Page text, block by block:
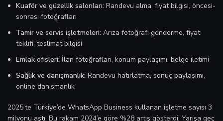
Kuaför ve güzellik salonları: Randevu alma, fiyat bilgisi, öncesi-
sonrası fotoğrafları
Tamir ve servis işletmeleri: Arıza fotoğrafı gönderme, fiyat
teklifi, teslimat bilgisi
Emlak ofisleri: İlan fotoğrafları, konum paylaşımı, belge iletimi
Sağlık ve danışmanlık: Randevu hatırlatma, sonuç paylaşımı,
online danışmanlık
2025’te Türkiye’de WhatsApp Business kullanan işletme sayısı 3
milyonu aştı. Bu rakam 2024’e göre %28 artış gösterdi. Yarışa geç